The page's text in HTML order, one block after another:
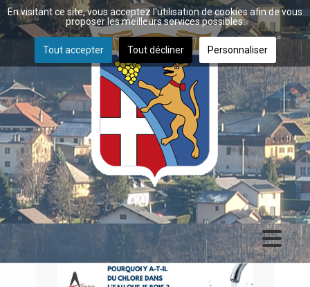
En visitant ce site, vous acceptez l'utilisation de cookies afin de vous
proposer les meilleurs services possibles.
Tout accepter Tout décliner Personnaliser